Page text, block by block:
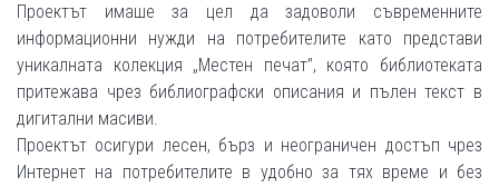
Проектът имаше за цел да задоволи съвременните
информационни нужди на потребителите като представи
уникалната колекция „Местен печат”, която библиотеката
притежава чрез библиографски описания и пълен текст в
дигитални масиви.
Проектът осигури лесен, бърз и неограничен достъп чрез
Интернет на потребителите в удобно за тях време и без